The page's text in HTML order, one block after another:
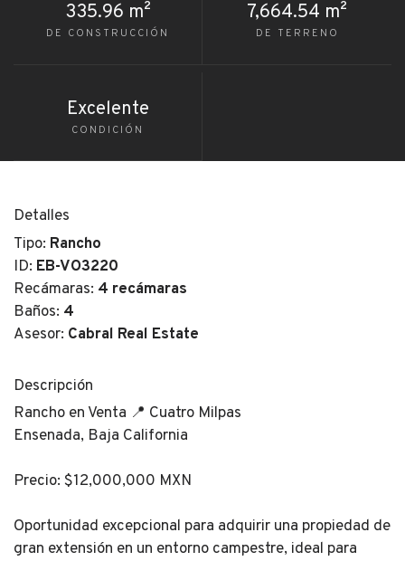
335.96 m²
DE CONSTRUCCIÓN
7,664.54 m²
DE TERRENO
Excelente
CONDICIÓN
Detalles
Tipo: Rancho
ID: EB-VO3220
Recámaras: 4 recámaras
Baños: 4
Asesor: Cabral Real Estate
Descripción
Rancho en Venta 📍 Cuatro Milpas
Ensenada, Baja California
Precio: $12,000,000 MXN
Oportunidad excepcional para adquirir una propiedad de
gran extensión en un entorno campestre, ideal para